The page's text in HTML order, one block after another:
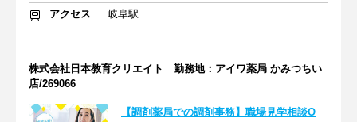
アクセス
岐阜駅
株式会社日本教育クリエイト 勤務地：アイワ薬局 かみつちい
店/269066
【調剤薬局での調剤事務】職場見学相談O